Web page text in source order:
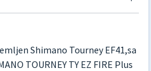
Shimano Tourney EF41,sa
TOURNEY TY EZ FIRE Plus